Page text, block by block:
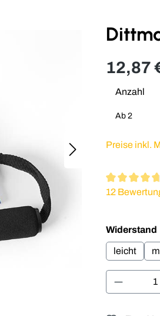
12,87
Anzahl
Ab 2
Preise inkl.
12
Widerstand
leicht